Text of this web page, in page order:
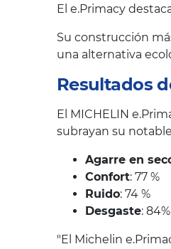
El e.Primacy
Su construcción
una alternativa
Resultados
El MICHELIN
subrayan su
Agarre en
Confort: 77 %
Ruido: 74 %
Desgaste: 84%
"El Michelin